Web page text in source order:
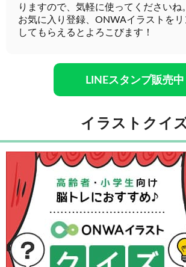
りますので、気軽に使ってくださいね。
お気に入り登録、ONWAイラストを
してもらえるとよろこびます！
LINEスタンプ販売中
イラストクイ